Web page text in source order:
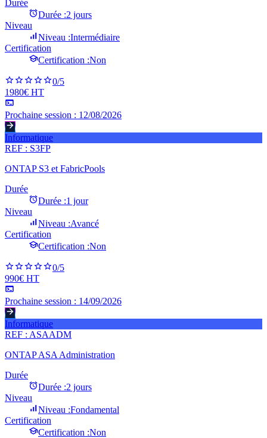
Durée
Durée :2 jours
Niveau
Niveau :Intermédiaire
Certification
Certification :Non
0/5
1980€ HT
Prochaine session : 12/08/2026
Informatique
REF : S3FP
ONTAP S3 et FabricPools
Durée
Durée :1 jour
Niveau
Niveau :Avancé
Certification
Certification :Non
0/5
990€ HT
Prochaine session : 14/09/2026
Informatique
REF : ASAADM
ONTAP ASA Administration
Durée
Durée :2 jours
Niveau
Niveau :Fondamental
Certification
Certification :Non